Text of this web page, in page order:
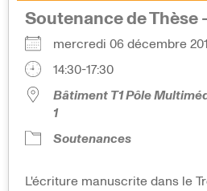
Soutenance de Thèse
mercredi 06 décembre
14:30-17:30
Bâtiment T1 Pôle
1
Soutenances
L'écriture manuscrite dans le